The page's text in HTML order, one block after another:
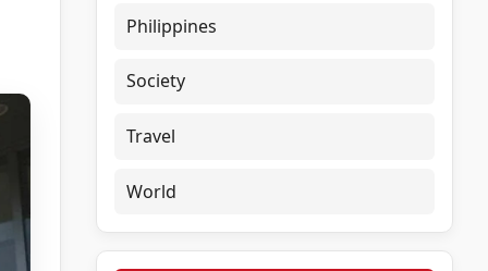
Philippines
Society
Travel
World